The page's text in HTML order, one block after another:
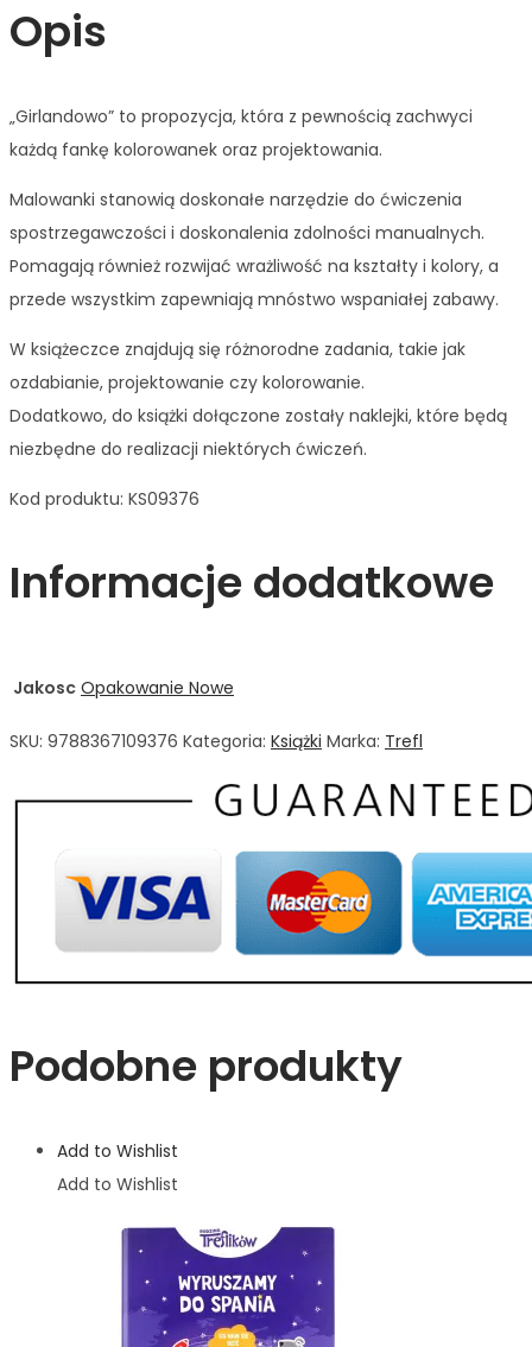
Opis
„Girlandowo” to propozycja, która z pewnością zachwyci
każdą fankę kolorowanek oraz projektowania.
Malowanki stanowią doskonałe narzędzie do ćwiczenia
spostrzegawczości i doskonalenia zdolności manualnych.
Pomagają również rozwijać wrażliwość na kształty i kolory, a
przede wszystkim zapewniają mnóstwo wspaniałej zabawy.
W książeczce znajdują się różnorodne zadania, takie jak
ozdabianie, projektowanie czy kolorowanie.
Dodatkowo, do książki dołączone zostały naklejki, które będą
niezbędne do realizacji niektórych ćwiczeń.
Kod produktu: KS09376
Informacje dodatkowe
Jakosc Opakowanie Nowe
SKU: 9788367109376 Kategoria: Książki Marka: Trefl
Podobne produkty
Add to Wishlist
Add to Wishlist